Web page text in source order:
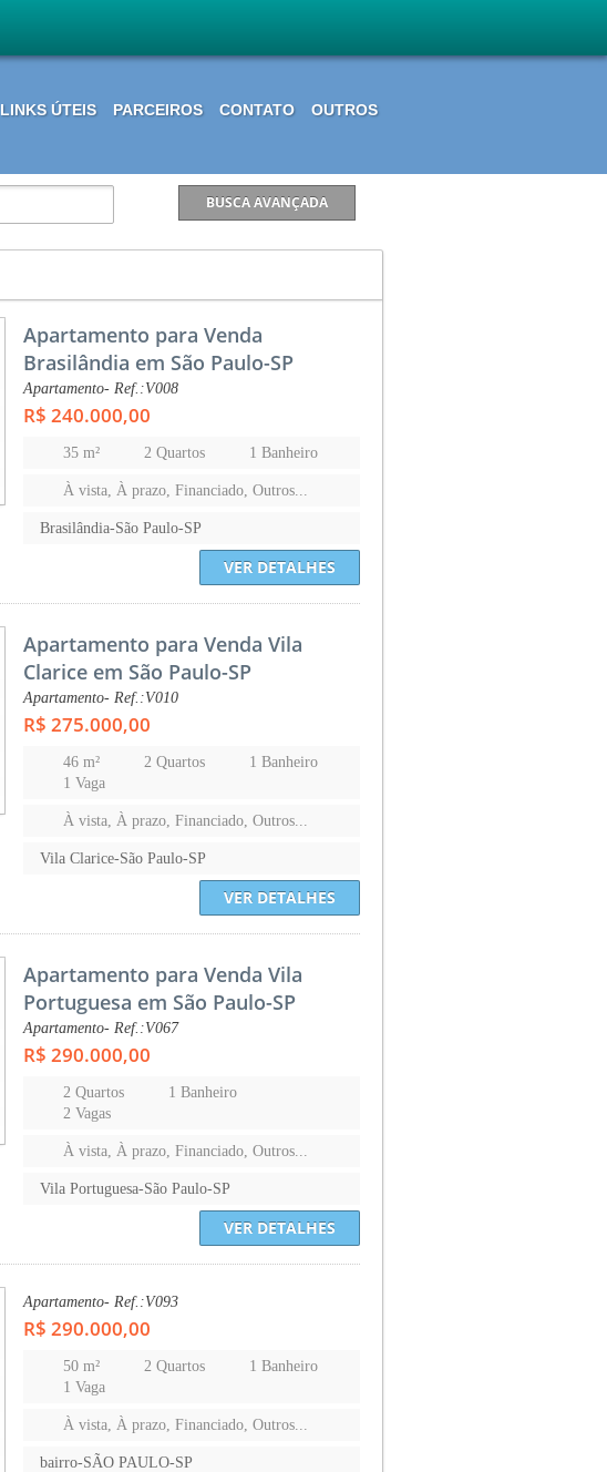
LINKS ÚTEIS PARCEIROS CONTATO OUTROS
Apartamento para Venda
Brasilândia em São Paulo-SP
Apartamento- Ref.:V008
R$ 240.000,00
35 m² 2 Quartos 1 Banheiro
À vista, À prazo, Financiado, Outros...
Brasilândia-São Paulo-SP
VER DETALHES
Apartamento para Venda Vila
Clarice em São Paulo-SP
Apartamento- Ref.:V010
R$ 275.000,00
46 m² 2 Quartos
1 Banheiro
1 Vaga
À vista, À prazo, Financiado, Outros...
Vila Clarice-São Paulo-SP
VER DETALHES
Apartamento para Venda Vila
Portuguesa em São Paulo-SP
Apartamento- Ref.:V067
R$ 290.000,00
2 Quartos
1 Banheiro
2 Vagas
À vista, À prazo, Financiado, Outros...
Vila Portuguesa-São Paulo-SP
VER DETALHES
Apartamento- Ref.:V093
R$ 290.000,00
50 m² 2 Quartos
1 Banheiro
1 Vaga
À vista, À prazo, Financiado, Outros...
bairro-SÃO PAULO-SP